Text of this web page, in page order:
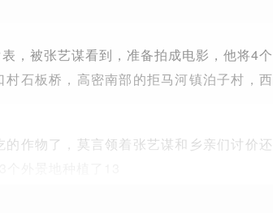
，被张艺谋看到，准备拍成电影，他将4个
石板桥，高密南部的拒马河镇泊子村，西
作物了，莫言领着张艺谋和乡亲们讨价还